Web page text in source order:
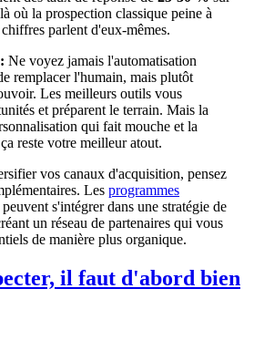
où la prospection classique peine à
parlent d'eux-mêmes.
Ne voyez jamais l'automatisation
remplacer l'humain, mais plutôt
Les meilleurs outils vous
et préparent le terrain. Mais la
qui fait mouche et la
reste votre meilleur atout.
vos canaux d'acquisition, pensez
Les programmes
s'intégrer dans une stratégie de
un réseau de partenaires qui vous
de manière plus organique.
il faut d'abord bien